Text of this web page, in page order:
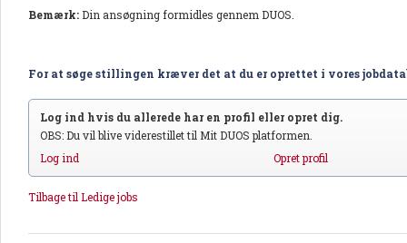
Bemærk:Din ansøgning formidles gennem DUOS.
For at søge stillingen kræver det at du er oprettet i vores
Log ind hvis du allerede har en profil eller opret dig.
OBS: Du vil blive viderestillet til Mit DUOS platformen.
Log ind
Opret profil
Tilbage til Ledige jobs